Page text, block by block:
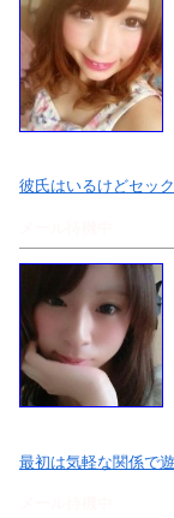
彼氏はいるけどセッ
最初は気軽な関係で